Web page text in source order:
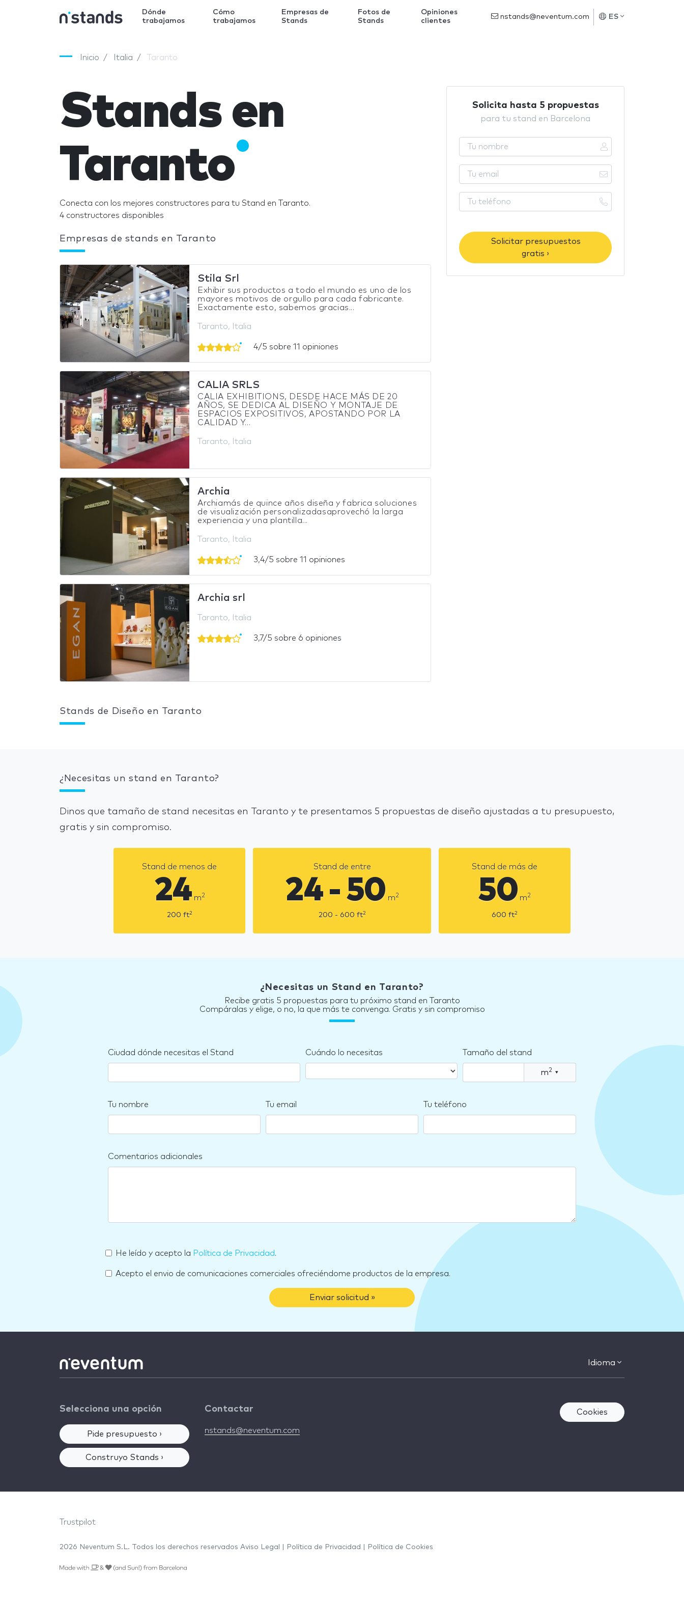
Dónde
trabajamos
Cómo
trabajamos
Empresas de
Stands
Fotos de
Stands
Opiniones
clientes
nstands@neventum.com ES
Inicio Italia Taranto
Stands en
Taranto
Conecta con los mejores constructores para tu Stand en Taranto.
4 constructores disponibles
Empresas de stands en Taranto
Stila Srl
Exhibir sus productos a todo el mundo es uno de los
mayores motivos de orgullo para cada fabricante.
Exactamente esto, sabemos gracias...
Taranto, Italia
4/5 sobre 11 opiniones
CALIA SRLS
CALIA EXHIBITIONS, DESDE HACE MÁS DE 20
AÑOS, SE DEDICA AL DISEÑO Y MONTAJE DE
ESPACIOS EXPOSITIVOS, APOSTANDO POR LA
CALIDAD Y...
Taranto, Italia
Archia
Archiamás de quince años diseña y fabrica soluciones
de visualización personalizadasaprovechó la larga
experiencia y una plantilla...
Taranto, Italia
3,4/5 sobre 11 opiniones
Archia srl
Taranto, Italia
3,7/5 sobre 6 opiniones
Solicita hasta 5 propuestas
para tu stand en Barcelona
Solicitar presupuestos
gratis ›
Stands de Diseño en Taranto
¿Necesitas un stand en Taranto?
Dinos que tamaño de stand necesitas en Taranto y te presentamos 5 propuestas de diseño ajustadas a tu presupuesto,
gratis y sin compromiso.
Stand de menos de
24 m2
200 ft2
Stand de entre
24 - 50 m2
200 - 600 ft2
Stand de más de
50 m2
600 ft2
¿Necesitas un Stand en Taranto?
Recibe gratis 5 propuestas para tu próximo stand en Taranto
Compáralas y elige, o no, la que más te convenga. Gratis y sin compromiso
Ciudad dónde necesitas el Stand Cuándo lo necesitas Tamaño del stand
m2 ▾
Tu nombre Tu email Tu teléfono
Comentarios adicionales
He leído y acepto la Política de Privacidad.
Acepto el envio de comunicaciones comerciales ofreciéndome productos de la empresa.
Enviar solicitud »
Idioma
Selecciona una opción
Pide presupuesto ›
Construyo Stands ›
Contactar
nstands@neventum.com
Cookies
Trustpilot
2026 Neventum S.L. Todos los derechos reservados Aviso Legal Política de Privacidad Política de Cookies